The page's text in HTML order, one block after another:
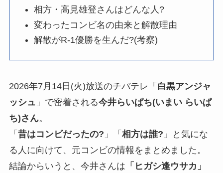
相方・高見雄登さんはどんな人?
変わったコンビ名の由来と解散理由
解散がR-1優勝を生んだ?(考察)
2026年7月14日(火)放送のチバテレ「 白黒アンジャ
ッシュ 」で密着される今井らいぱち(いまい らいぱ
ち)さん。
「 昔はコンビだったの? 」「 相方は誰? 」と気にな
る人に向けて、元コンビの情報をまとめました。
結論からいうと、今井さんは 「ヒガシ逢ウサカ」